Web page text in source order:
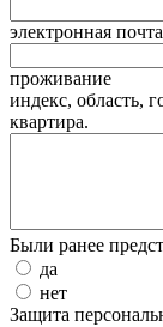
электронная почта
проживание
индекс, область,
квартира.
Были ранее
да
нет
Защита